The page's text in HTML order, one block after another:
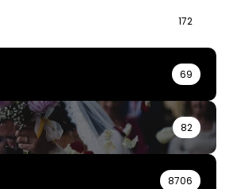
172
69
82
8706